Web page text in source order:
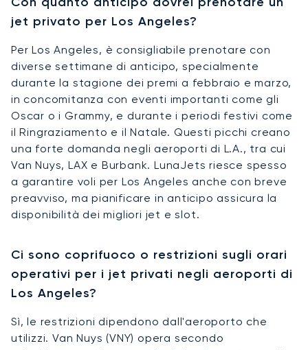
jet privato per Los Angeles?
Per Los Angeles, è consigliabile prenotare con
diverse settimane di anticipo, specialmente
durante la stagione dei premi a febbraio e marzo,
in concomitanza con eventi importanti come gli
Oscar o i Grammy, e durante i periodi festivi come
il Ringraziamento e il Natale. Questi picchi creano
una forte domanda negli aeroporti di L.A., tra cui
Van Nuys, LAX e Burbank. LunaJets riesce spesso
a garantire voli per Los Angeles anche con breve
preavviso, ma pianificare in anticipo assicura la
disponibilità dei migliori jet e slot.
Ci sono coprifuoco o restrizioni sugli orari
operativi per i jet privati negli aeroporti di
Los Angeles?
Sì, le restrizioni dipendono dall'aeroporto che
utilizzi. Van Nuys (VNY) opera secondo